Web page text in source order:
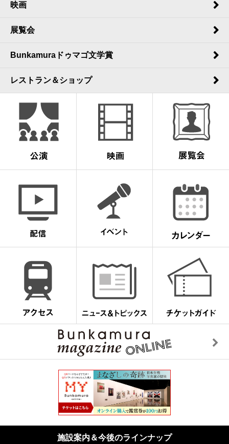
映画
展覧会
Bunkamuraドゥマゴ文学賞
レストラン＆ショップ
施設案内＆今後のラインナップ